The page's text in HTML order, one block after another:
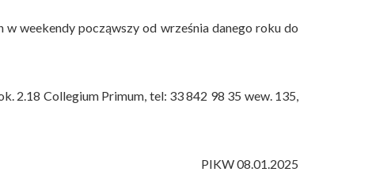
weekendy począwszy od września danego roku do
2.18 Collegium Primum, tel: 33 842 98 35 wew. 135,
PIKW 08.01.2025